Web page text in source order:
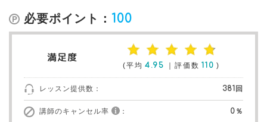
必要ポイント： 100
満足度
(平均 4.95 ｜評価数 110 )
レッスン提供数： 381回
講師のキャンセル率 ： 0％